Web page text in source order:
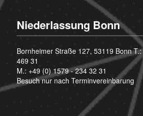
Niederlassung Bonn
Bornheimer Straße 127, 53119 Bonn T.:
469 31
M.: +49 (0) 1579 - 234 32 31
Besuch nur nach Terminvereinbarung